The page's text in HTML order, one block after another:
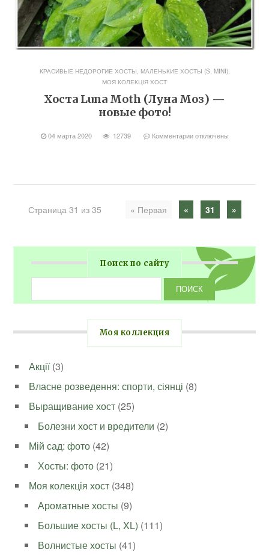
КРАСИВЫЕ НЕДОРОГИЕ ХОСТЫ, МАЛЕНЬКИЕ ХОСТЫ (S, MINI),
МОЯ КОЛЕКЦІЯ ХОСТ
Хоста Luna Moth (Луна Моз) —
новые фото!
04 марта 2020 12739 Комментарииотключены
Страница 31 из 35 « Первая « 31 »
Поиск по сайту
Моя коллекция
Акції(3)
Власне розведення: спорти, сіянці (8)
Выращивание хост (25)
Болезни хост и вредители (2)
Мій сад: фото (42)
Хосты: фото (21)
Моя колекція хост (348)
Ароматные хосты (9)
Большие хосты (L, XL) (111)
Волнистые хосты (41)